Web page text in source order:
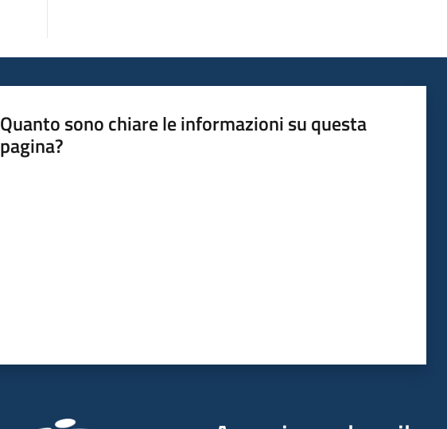
Quanto sono chiare le informazioni su questa
pagina?